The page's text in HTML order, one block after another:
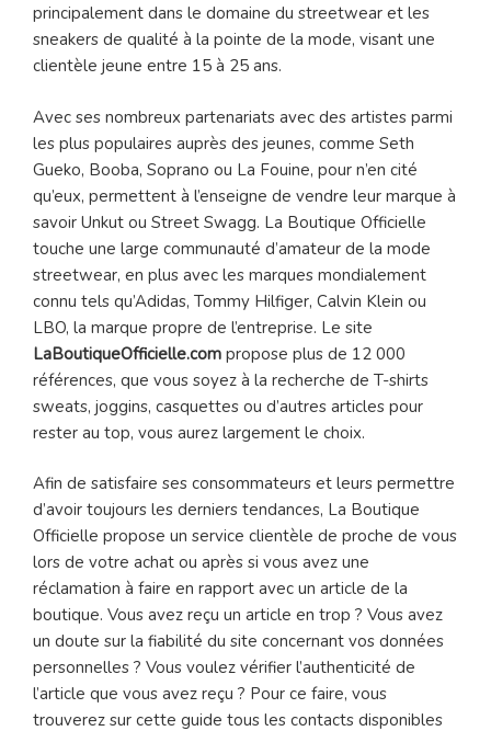
principalement dans le domaine du streetwear et les
sneakers de qualité à la pointe de la mode, visant une
clientèle jeune entre 15 à 25 ans.
Avec ses nombreux partenariats avec des artistes parmi
les plus populaires auprès des jeunes, comme Seth
Gueko, Booba, Soprano ou La Fouine, pour n’en cité
qu’eux, permettent à l’enseigne de vendre leur marque à
savoir Unkut ou Street Swagg. La Boutique Officielle
touche une large communauté d’amateur de la mode
streetwear, en plus avec les marques mondialement
connu tels qu’Adidas, Tommy Hilfiger, Calvin Klein ou
LBO, la marque propre de l’entreprise. Le site
LaBoutiqueOfficielle.com propose plus de 12 000
références, que vous soyez à la recherche de T-shirts
sweats, joggins, casquettes ou d’autres articles pour
rester au top, vous aurez largement le choix.
Afin de satisfaire ses consommateurs et leurs permettre
d’avoir toujours les derniers tendances, La Boutique
Officielle propose un service clientèle de proche de vous
lors de votre achat ou après si vous avez une
réclamation à faire en rapport avec un article de la
boutique. Vous avez reçu un article en trop ? Vous avez
un doute sur la fiabilité du site concernant vos données
personnelles ? Vous voulez vérifier l’authenticité de
l’article que vous avez reçu ? Pour ce faire, vous
trouverez sur cette guide tous les contacts disponibles